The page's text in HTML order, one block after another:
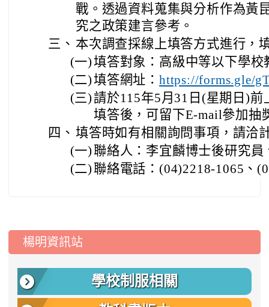
戰。透過資料蒐集與分析作為黃
究之政策建言參考。
三、 本次調查採線上填答方式進行，
(一)填答對象：高級中等以下學校
(二)填答網址： https://forms.gle/
(三) 請於115年5月31日(星期日)
填答後，可留下E-mail參加抽
四、 填答時如有相關詢問事項，請洽
(一) 聯絡人：李宜麟博士後研究員
(二) 聯絡電話：(04)2218-1065、
::: 楊明資訊站
學校制服相關